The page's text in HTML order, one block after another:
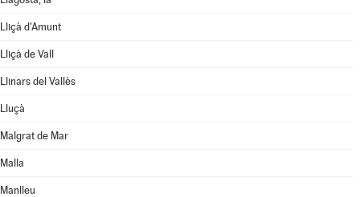
Lliçà d'Amunt
Lliçà de Vall
Llinars del Vallès
Lluçà
Malgrat de Mar
Malla
Manlleu